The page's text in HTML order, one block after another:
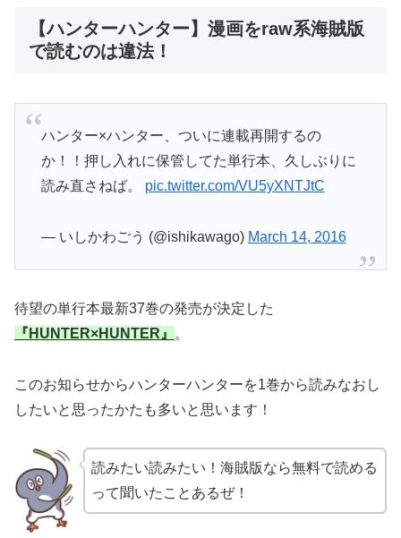
【ハンターハンター】漫画をraw系海賊版
で読むのは違法！
ハンター×ハンター、ついに連載再開するの
か！！押し入れに保管してた単行本、久しぶりに
読み直さねば。 pic.twitter.com/VU5yXNTJtC
— いしかわごう (@ishikawago) March 14, 2016
待望の単行本最新37巻の発売が決定した
『HUNTER×HUNTER』
。
このお知らせからハンターハンターを1巻から読みなおし
したいと思ったかたも多いと思います！
読みたい読みたい！海賊版なら無料で読める
って聞いたことあるぜ！